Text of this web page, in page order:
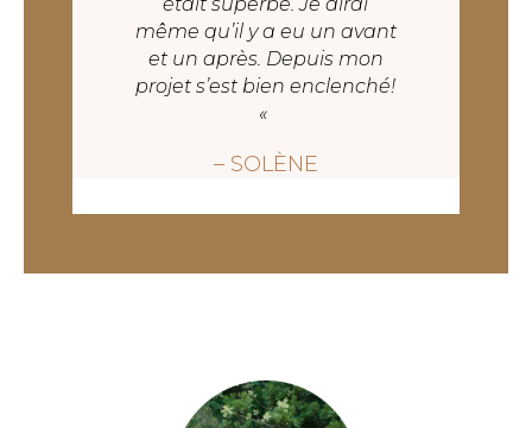
même qu’il y a eu un avant
et un après. Depuis mon
projet s’est bien enclenché!
«
– SOLÈNE